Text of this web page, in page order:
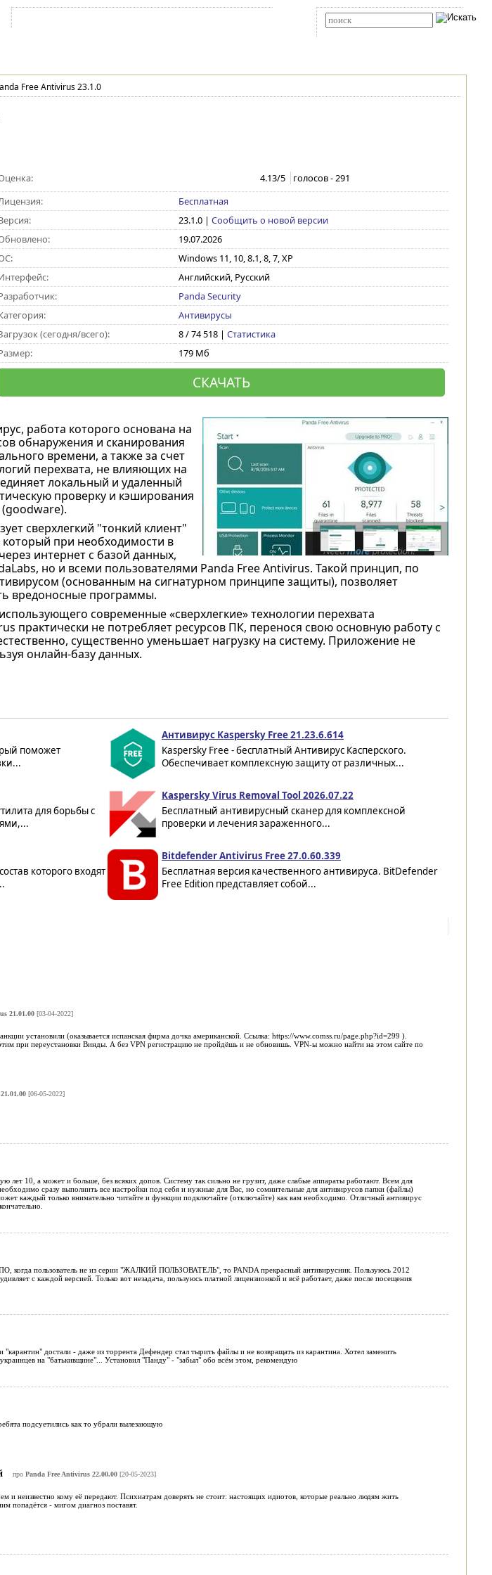
Free Antivirus 23.1.0
4.13/5 голосов -291
Бесплатная
23.1.0| Сообщить о новой версии
19.07.2026
Windows 11, 10, 8.1, 8, 7, XP
Английский, Русский
Panda Security
Антивирусы
(сегодня/всего):
8 / 74 518 | Статистика
179 Мб
СКАЧАТЬ
работа которого основана на
обнаружения и сканирования
времени, а также за счет
перехвата, не влияющих на
локальный и удаленный
проверку и кэширования
сверхлегкий "тонкий клиент"
при необходимости в
интернет с базой данных,
но и всеми пользователями Panda Free Antivirus. Такой принцип, по
(основанным на сигнатурном принципе защиты), позволяет
вредоносные программы.
современные «сверхлегкие» технологии перехвата
практически не потребляет ресурсов ПК, перенося свою основную работу с
существенно уменьшает нагрузку на систему. Приложение не
онлайн-базу данных.
поможет
Антивирус Kaspersky Free 21.23.6.614
Kaspersky Free - бесплатный Антивирус Касперского.
Обеспечивает комплексную защиту от различных...
для борьбы с
Kaspersky Virus Removal Tool 2026.07.22
Бесплатный антивирусный сканер для комплексной
проверки и лечения зараженного...
которого входят
Bitdefender Antivirus Free 27.0.60.339
Бесплатная версия качественного антивируса. BitDefender
Free Edition представляет собой...
21.01.00[03-04-2022]
установили (оказывается испанская фирма дочка американской. Ссылка: https://www.comss.ru/page.php?id=299 ).
при переустановки Винды. А без VPN регистрацию не пройдёшь и не обновишь. VPN-ы можно найти на этом сайте по
[06-05-2022]
лет 10, а может и больше, без всяких допов. Систему так сильно не грузит, даже слабые аппараты работают. Всем для
сразу выполнить все настройки под себя и нужные для Вас, но сомнительные для антивирусов папки (файлы)
каждый только внимательно читайте и функции подключайте (отключайте) как вам необходимо. Отличный антивирус
ПО, когда пользователь не из серии "ЖАЛКИЙ ПОЛЬЗОВАТЕЛЬ", то PANDA прекрасный антивирусник. Пользуюсь 2012
с каждой версией. Только вот незадача, пользуюсь платной лицензионкой и всё работает, даже после посещения
достали - даже из торрента Дефендер стал тырить файлы и не возвращать из карантина. Хотел заменить
на "батькивщине"... Установил "Панду" - "забыл" обо всём этом, рекомендую
подсуетились как то убрали вылезающую
про Panda Free Antivirus 22.00.00[20-05-2023]
и неизвестно кому её передают. Психиатрам доверять не стоит: настоящих идиотов, которые реально людям жить
попадётся - мигом диагноз поставят.